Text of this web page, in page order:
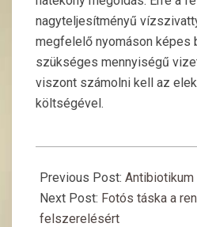
nagyteljesítményű
megfelelő nyomáson képes
szükséges mennyiségű
viszont számolni kell az
költségével.
06-
13
Previous Post:
Next Post: Fotós táska a
felszerelésért